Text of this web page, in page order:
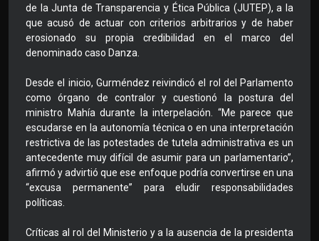
de la Junta de Transparencia y Ética Pública (JUTEP), a la
que acusó de actuar con criterios arbitrarios y de haber
erosionado su propia credibilidad en el marco del
denominado caso Danza.
Desde el inicio, Gurméndez reivindicó el rol del Parlamento
como órgano de contralor y cuestionó la postura del
ministro Mahía durante la interpelación. “Me parece que
escudarse en la autonomía técnica o en una interpretación
restrictiva de las potestades de tutela administrativa es un
antecedente muy difícil de asumir para un parlamentario”,
afirmó y advirtió que ese enfoque podría convertirse en una
“excusa permanente” para eludir responsabilidades
políticas.
Críticas al rol del Ministerio y a la ausencia de la presidenta